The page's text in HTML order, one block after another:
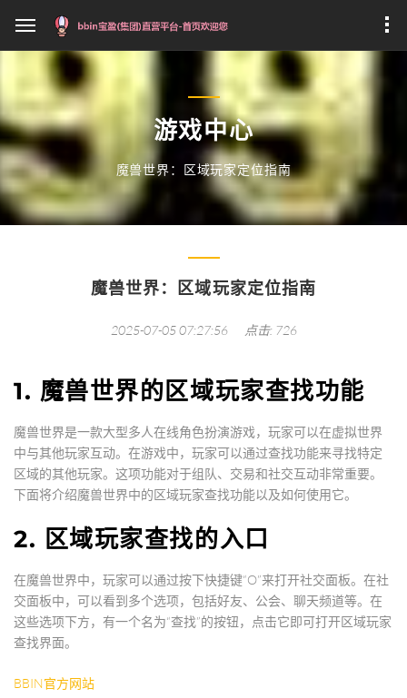
游戏中心
魔兽世界：区域玩家定位指南
魔兽世界：区域玩家定位指南
2025-07-05 07:27:56 点击: 726
1. 魔兽世界的区域玩家查找功能
魔兽世界是一款大型多人在线角色扮演游戏，玩家可以在虚拟世界
中与其他玩家互动。在游戏中，玩家可以通过查找功能来寻找特定
区域的其他玩家。这项功能对于组队、交易和社交互动非常重要。
下面将介绍魔兽世界中的区域玩家查找功能以及如何使用它。
2. 区域玩家查找的入口
在魔兽世界中，玩家可以通过按下快捷键“O”来打开社交面板。在社
交面板中，可以看到多个选项，包括好友、公会、聊天频道等。在
这些选项下方，有一个名为“查找”的按钮，点击它即可打开区域玩家
查找界面。
BBIN官方网站